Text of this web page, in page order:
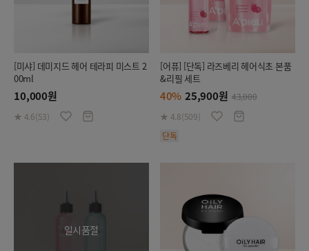
[미샤] 데미지드 헤어 테라피 미스트 2
00ml
10,000원
★ 4.6(53)
[어퓨] [단독] 라즈베리 헤어식초 본품
&리필 세트
40% 25,900원 43,000
★ 4.8(509)
단독
일시품절